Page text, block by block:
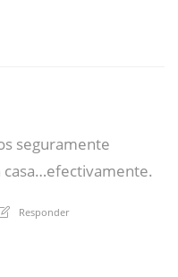
seguramente
Responder